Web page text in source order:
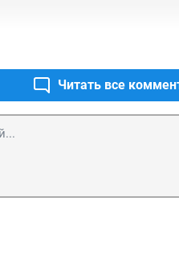
Читать все